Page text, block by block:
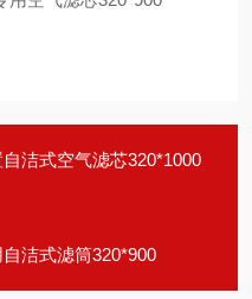
洁式空气滤芯320*1000
洁式滤筒320*900